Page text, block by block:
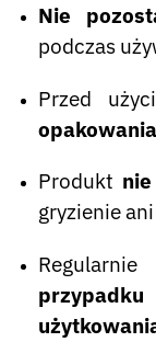
Nie
podczas
Przed
opakowania
Produkt
gryzienie